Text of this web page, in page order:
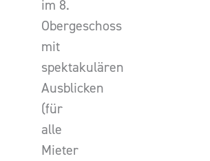
im 8.
Obergeschoss
mit
spektakulären
Ausblicken
(für
alle
Mieter